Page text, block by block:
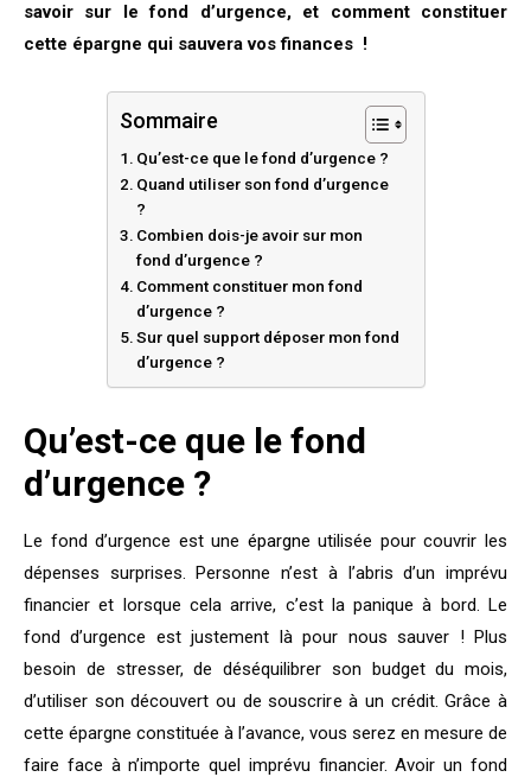
savoir sur le fond d’urgence, et comment constituer
cette épargne qui sauvera vos finances !
Sommaire
Qu’est-ce que le fond d’urgence ?
Quand utiliser son fond d’urgence
?
Combien dois-je avoir sur mon
fond d’urgence ?
Comment constituer mon fond
d’urgence ?
Sur quel support déposer mon fond
d’urgence ?
Qu’est-ce que le fond
d’urgence ?
Le fond d’urgence est une épargne utilisée pour couvrir les
dépenses surprises. Personne n’est à l’abris d’un imprévu
financier et lorsque cela arrive, c’est la panique à bord. Le
fond d’urgence est justement là pour nous sauver ! Plus
besoin de stresser, de déséquilibrer son budget du mois,
d’utiliser son découvert ou de souscrire à un crédit. Grâce à
cette épargne constituée à l’avance, vous serez en mesure de
faire face à n’importe quel imprévu financier. Avoir un fond